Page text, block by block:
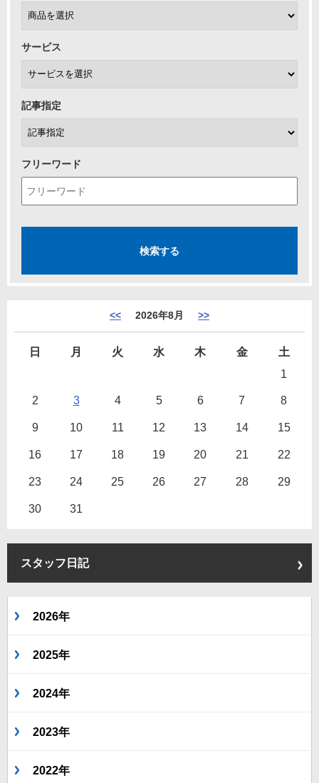
サービス
記事指定
フリーワード
<< 2026年8月 >>
日 月 火 水 木 金
土
1
2 3 4 5 6 7 8
9 10 11 12 13 14 15
16 17 18 19 20 21 22
23 24 25 26 27 28 29
30 31
スタッフ日記
2026年
2025年
2024年
2023年
2022年